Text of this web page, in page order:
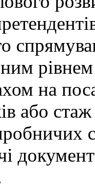
на
або